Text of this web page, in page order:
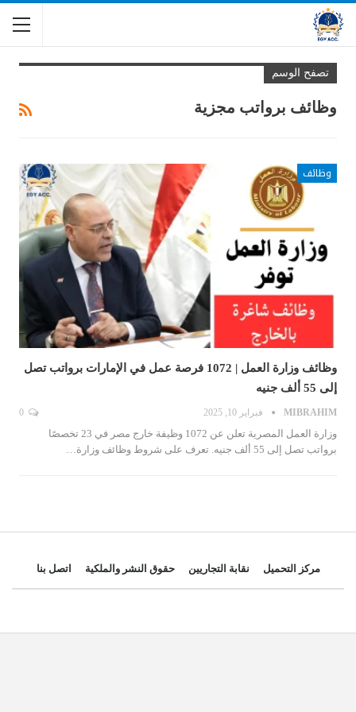
تصفح الوسم
وظائف برواتب مجزية
وظائف
وظائف وزارة العمل | 1072 فرصة عمل في الإمارات برواتب تصل
إلى 55 ألف جنيه
MIBRAHIM فبراير 10, 2025
وزارة العمل المصرية تعلن عن 1072 وظيفة خارج مصر في 23 تخصصًا
برواتب تصل إلى 55 ألف جنيه. تعرف على شروط وظائف وزارة…
مركز التحميل نقابة التجاريين حقوق النشر والملكية اتصل بنا